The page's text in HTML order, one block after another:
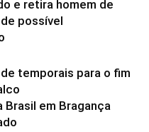
e retira homem de
possível
temporais para o fim
Brasil em Bragança